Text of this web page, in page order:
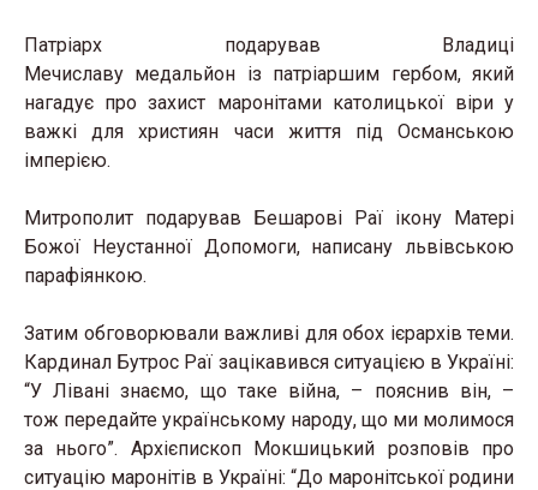
Патріарх подарував Владиці
Мечиславу медальйон із патріаршим гербом, який
нагадує про захист маронітами католицької віри у
важкі для християн часи життя під Османською
імперією.
Митрополит подарував Бешарові Раї ікону Матері
Божої Неустанної Допомоги, написану львівською
парафіянкою.
Затим обговорювали важливі для обох ієрархів теми.
Кардинал Бутрос Раї зацікавився ситуацією в Україні:
“У Лівані знаємо, що таке війна, – пояснив він, –
тож передайте українському народу, що ми молимося
за нього”. Архієпископ Мокшицький розповів про
ситуацію маронітів в Україні: “До маронітської родини